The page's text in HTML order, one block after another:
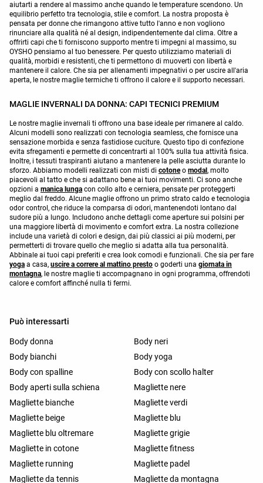
aiutarti a rendere al massimo anche quando le temperature scendono. Un
equilibrio perfetto tra tecnologia, stile e comfort. La nostra proposta è
pensata per donne che rimangono attive tutto l'anno e non vogliono
rinunciare alla qualità né al design, indipendentemente dal clima. Oltre a
offrirti capi che ti forniscono supporto mentre ti impegni al massimo, su
OYSHO pensiamo al tuo benessere. Per questo utilizziamo materiali di
qualità, morbidi e resistenti, che ti permettono di muoverti con libertà e
mantenere il calore. Che sia per allenamenti impegnativi o per uscire all'aria
aperta, le nostre maglie termiche ti offrono il calore e il supporto necessari.
MAGLIE INVERNALI DA DONNA: CAPI TECNICI PREMIUM
Le nostre maglie invernali ti offrono una base ideale per rimanere al caldo.
Alcuni modelli sono realizzati con tecnologia seamless, che fornisce una
sensazione morbida e senza fastidiose cuciture. Questo tipo di confezione
evita sfregamenti e permette di concentrarti al 100% sulla tua attività fisica.
Inoltre, i tessuti traspiranti aiutano a mantenere la pelle asciutta durante lo
sforzo. Abbiamo modelli realizzati con misti di cotoneo modal , molto
piacevoli al tatto e che si adattano bene ai tuoi movimenti. Ci sono anche
opzioni a manica lunga con collo alto e cerniera, pensate per proteggerti
meglio dal freddo. Alcune maglie offrono un primo strato caldo e tecnologia
odor control, che riduce la comparsa di odori, mantenendoti lontano dal
sudore più a lungo. Includono anche dettagli come aperture sui polsini per
una maggiore libertà di movimento e comfort extra. La nostra collezione
include una varietà di colori e design, dai più classici ai più moderni, per
permetterti di trovare quello che meglio si adatta alla tua personalità.
Abbinale ai tuoi capi preferiti e crea look comodi e funzionali. Che sia per fare
yoga a casa, uscire a correre al mattino presto o goderti una giornata in
montagna, le nostre maglie ti accompagnano in ogni programma, offrendoti
calore e comfort affinché nulla ti fermi.
Può interessarti
Body donna
Body neri
Body bianchi
Body yoga
Body con spalline
Body con scollo halter
Body aperti sulla schiena
Magliette nere
Magliette bianche
Magliette verdi
Magliette beige
Magliette blu
Magliette blu oltremare
Magliette grigie
Magliette in cotone
Magliette fitness
Magliette running
Magliette padel
Magliette da tennis
Magliette da montagna